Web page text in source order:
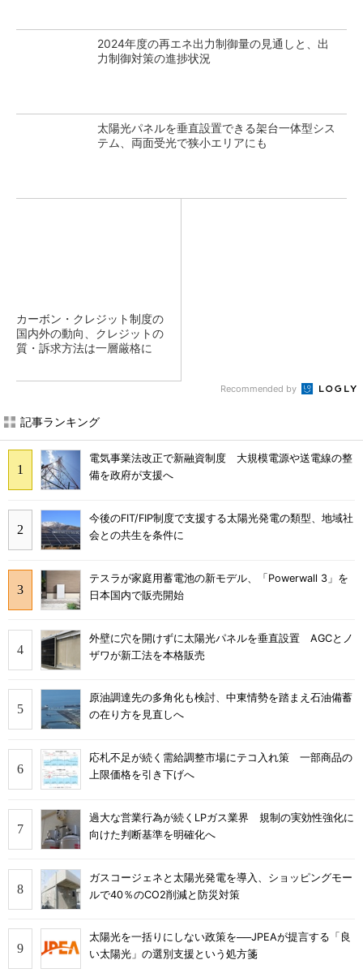
2024年度の再エネ出力制御量の見通しと、出
力制御対策の進捗状況
太陽光パネルを垂直設置できる架台一体型シス
テム、両面受光で狭小エリアにも
カーボン・クレジット制度の
国内外の動向、クレジットの
質・訴求方法は一層厳格に
Recommended by
記事ランキング
電気事業法改正で新融資制度 大規模電源や送電線の整
備を政府が支援へ
今後のFIT/FIP制度で支援する太陽光発電の類型、地域社
会との共生を条件に
テスラが家庭用蓄電池の新モデル、「Powerwall 3」を
日本国内で販売開始
外壁に穴を開けずに太陽光パネルを垂直設置 AGCとノ
ザワが新工法を本格販売
原油調達先の多角化も検討、中東情勢を踏まえ石油備蓄
の在り方を見直しへ
応札不足が続く需給調整市場にテコ入れ策 一部商品の
上限価格を引き下げへ
過大な営業行為が続くLPガス業界 規制の実効性強化に
向けた判断基準を明確化へ
ガスコージェネと太陽光発電を導入、ショッピングモー
ルで40％のCO2削減と防災対策
太陽光を一括りにしない政策を──JPEAが提言する「良
い太陽光」の選別支援という処方箋